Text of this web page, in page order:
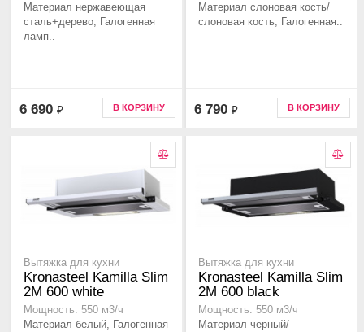
Материал нержавеющая
сталь+дерево, Галогенная
ламп..
6 690 ₽ В КОРЗИНУ
Материал слоновая кость/
слоновая кость, Галогенная..
6 790 ₽ В КОРЗИНУ
Вытяжка для кухни
Kronasteel Kamilla Slim
2M 600 white
Мощность: 550 м3/ч
Материал белый, Галогенная
Вытяжка для кухни
Kronasteel Kamilla Slim
2M 600 black
Мощность: 550 м3/ч
Материал черный/